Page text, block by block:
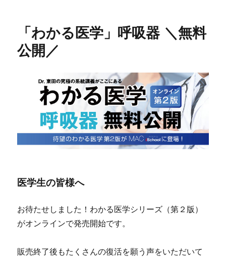
ス
ケ
ー
ル
（2025
年
版）
★
最
新
「わかる医学」呼吸器 ＼無料
公開／
医学生の皆様へ
お待たせしました！わかる医学シリーズ（第２版）
がオンラインで発売開始です。
販売終了後もたくさんの復活を願う声をいただいて